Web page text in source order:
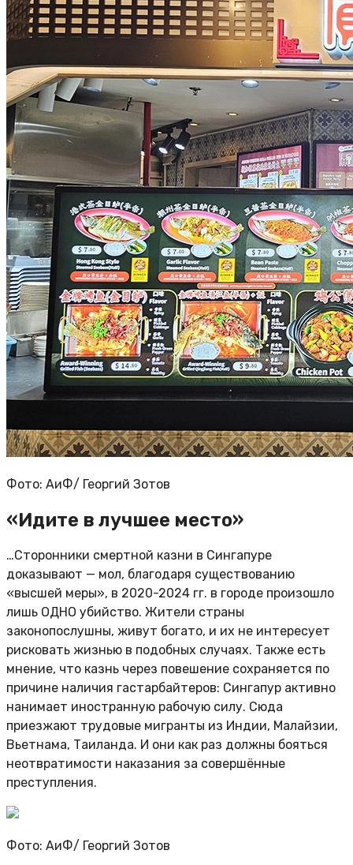
Фото: АиФ/ Георгий Зотов
«Идите в лучшее место»
…Сторонники смертной казни в Сингапуре
доказывают — мол, благодаря существованию
«высшей меры», в 2020-2024 гг. в городе произошло
лишь ОДНО убийство. Жители страны
законопослушны, живут богато, и их не интересует
рисковать жизнью в подобных случаях. Также есть
мнение, что казнь через повешение сохраняется по
причине наличия гастарбайтеров: Сингапур активно
нанимает иностранную рабочую силу. Сюда
приезжают трудовые мигранты из Индии, Малайзии,
Вьетнама, Таиланда. И они как раз должны бояться
неотвратимости наказания за совершённые
преступления.
Фото: АиФ/ Георгий Зотов